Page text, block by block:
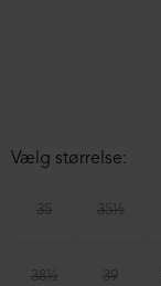
Vælg størrelse:
35 35½
38½ 39